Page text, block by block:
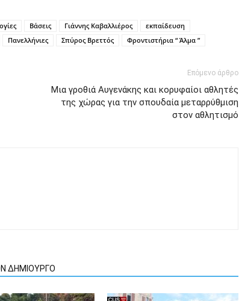
Βάσεις Γιάννης Καβαλλιέρος
εκπαίδευση
Πανελλήνιες Σπύρος Βρεττός Φροντιστήρια “ Άλμα ”
Επόμενο άρθρο
Μια γροθιά Αυγενάκης και κορυφαίοι αθλητές
της χώρας για την σπουδαία μεταρρύθμιση
στον αθλητισμό
ΔΗΜΙΟΥΡΓΟ